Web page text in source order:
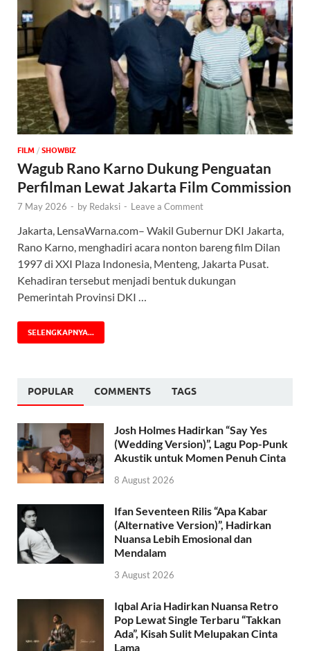
FILM / ‎SHOWBIZ
Wagub Rano Karno Dukung Penguatan
Perfilman Lewat Jakarta Film Commission
7 May 2026 - by Redaksi - Leave a Comment
Jakarta, LensaWarna.com– Wakil Gubernur DKI Jakarta,
Rano Karno, menghadiri acara nonton bareng film Dilan
1997 di XXI Plaza Indonesia, Menteng, Jakarta Pusat.
Kehadiran tersebut menjadi bentuk dukungan
Pemerintah Provinsi DKI …
SELENGKAPNYA...
POPULAR COMMENTS TAGS
Josh Holmes Hadirkan “Say Yes
(Wedding Version)”, Lagu Pop-Punk
Akustik untuk Momen Penuh Cinta
8 August 2026
Ifan Seventeen Rilis “Apa Kabar
(Alternative Version)”, Hadirkan
Nuansa Lebih Emosional dan
Mendalam
3 August 2026
Iqbal Aria Hadirkan Nuansa Retro
Pop Lewat Single Terbaru “Takkan
Ada”, Kisah Sulit Melupakan Cinta
Lama